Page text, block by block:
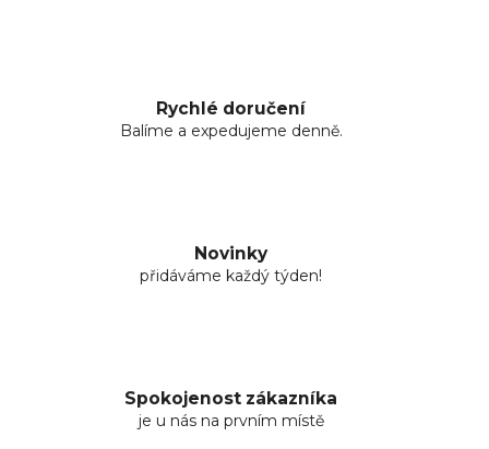
Rychlé doručení
Balíme a expedujeme denně.
Novinky
přidáváme každý týden!
Spokojenost zákazníka
je u nás na prvním místě